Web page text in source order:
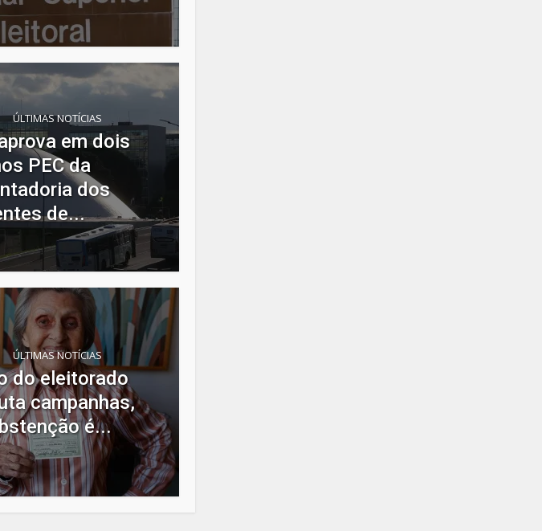
ÚLTIMAS NOTÍCIAS
em dois
PEC da
dos
de...
ÚLTIMAS NOTÍCIAS
do eleitorado
campanhas,
é...